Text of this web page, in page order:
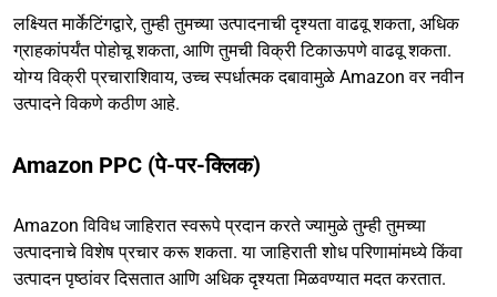
लक्ष्यित मार्केटिंगद्वारे, तुम्ही तुमच्या उत्पादनाची दृश्यता वाढवू शकता, अधिक
ग्राहकांपर्यंत पोहोचू शकता, आणि तुमची विक्री टिकाऊपणे वाढवू शकता.
योग्य विक्री प्रचाराशिवाय, उच्च स्पर्धात्मक दबावामुळे Amazon वर नवीन
उत्पादने विकणे कठीण आहे.
Amazon PPC (पे-पर-क्लिक)
Amazon विविध जाहिरात स्वरूपे प्रदान करते ज्यामुळे तुम्ही तुमच्या
उत्पादनाचे विशेष प्रचार करू शकता. या जाहिराती शोध परिणामांमध्ये किंवा
उत्पादन पृष्ठांवर दिसतात आणि अधिक दृश्यता मिळवण्यात मदत करतात.